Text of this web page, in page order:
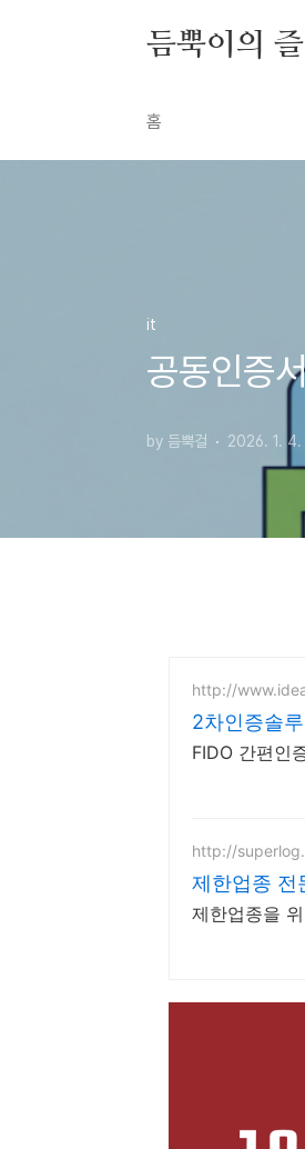
듬뿍이의
홈
it
공동인증
by 듬뿍걸 2026. 1. 4.
http://
2차인증솔
FIDO 간편인
http://
제한업종 전
제한업종을